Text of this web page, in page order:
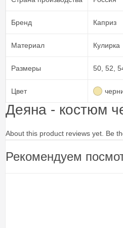
Бренд Каприз
Материал Кулирка
Размеры 50, 52,
Цвет
Деяна - костюм
About this product reviews yet. Be
Рекомендуем